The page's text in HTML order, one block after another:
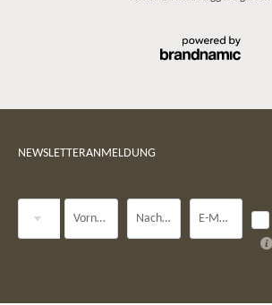
NEWSLETTERANMELDUNG
Vorname Nachname* E-Mail*